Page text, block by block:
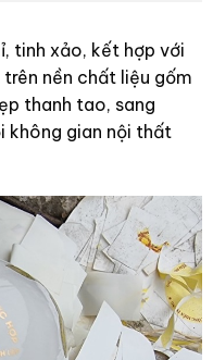
tinh xảo, kết hợp với
nền chất liệu gốm
thanh tao, sang
không gian nội thất